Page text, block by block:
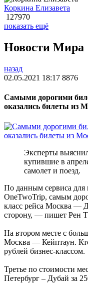
Коркина Елизавета
127970
показать ещё
Новости Мира
назад
02.05.2021 18:17 8876
Самыми дорогими
оказались билеты из
Эксперты
купившие в
самолет и поезд.
По данным сервиса для
OneTwoTrip, самым
класс рейса Москва —
сторону, — пишет Рен
На втором месте с
Москва — Кейптаун.
рублей бизнес-классом.
Третье по стоимости
Петербург – Дубай за